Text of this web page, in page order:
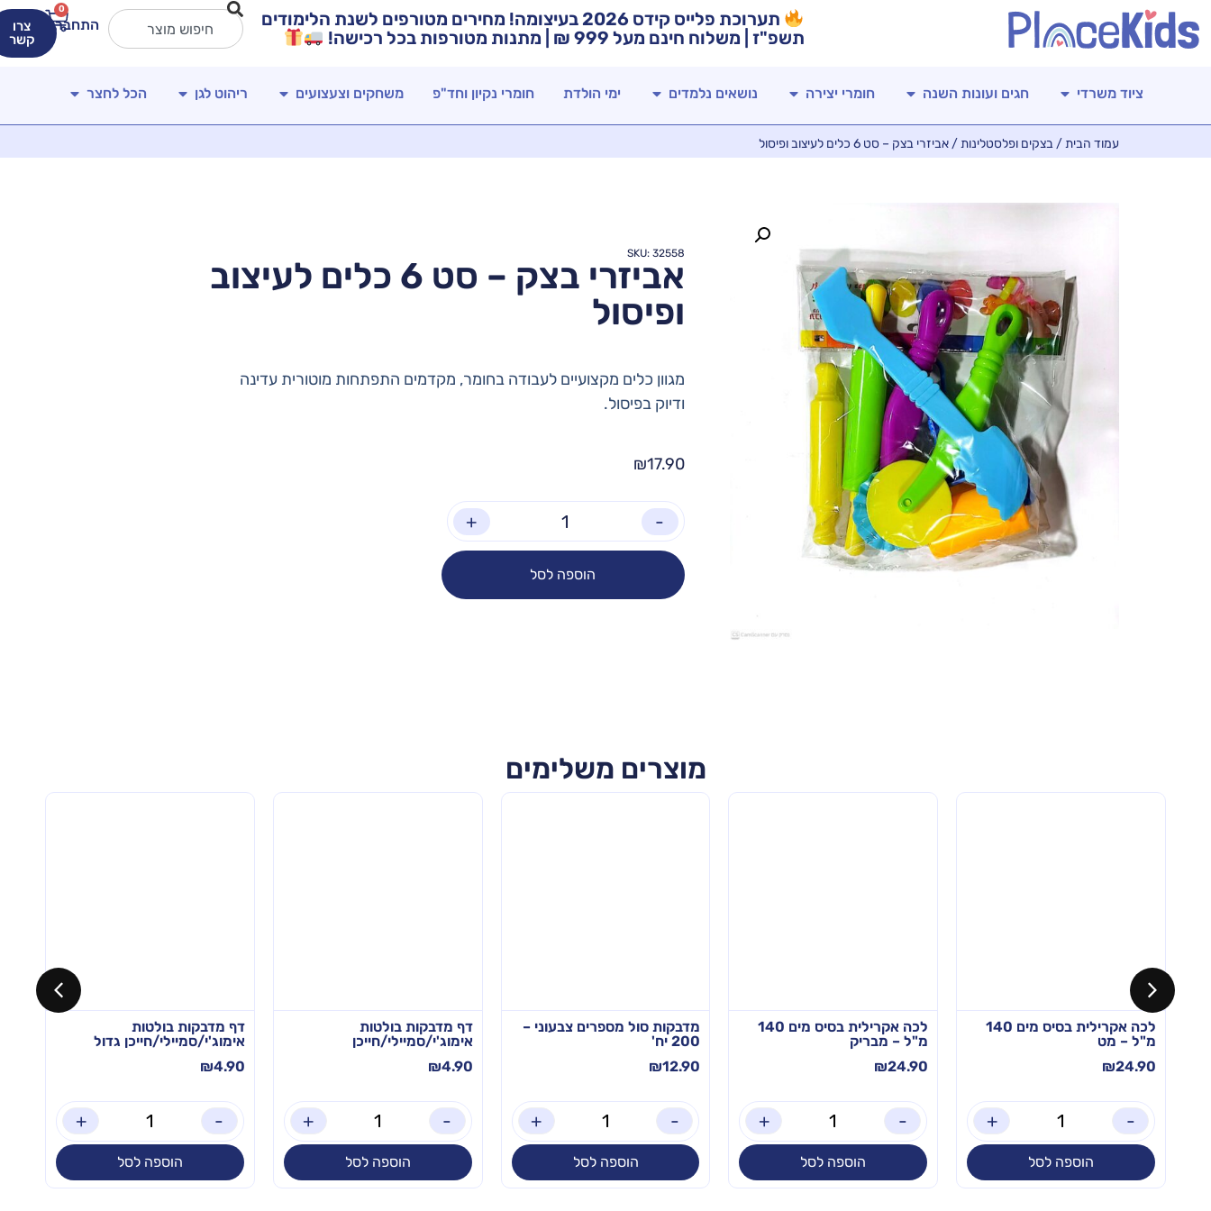
תערוכת פלייס קידס 2026 בעיצומה! מחירים מטורפים לשנת הלימודים
תשפ"ז | משלוח חינם מעל 999 ₪ | מתנות מטורפות בכל רכישה!
התחברות
0
צרו
קשר
ציוד משרדי חגים ועונות השנה חומרי יצירה נושאים נלמדים ימי הולדת חומרי נקיון וחד"פ משחקים וצעצועים ריהוט לגן הכל לחצר
עמוד הבית/ בצקים ופלסטלינות/ אביזרי בצק – סט 6 כלים לעיצוב ופיסול
SKU: 32558
אביזרי בצק – סט 6 כלים לעיצוב
ופיסול
מגוון כלים מקצועיים לעבודה בחומר, מקדמים התפתחות מוטורית עדינה
ודיוק בפיסול.
₪17.90
-
+
הוספה לסל
מוצרים משלימים
לכה אקרילית בסיס מים 140
מ"ל – מט
₪24.90
-
+
הוספה לסל
לכה אקרילית בסיס מים 140
מ"ל – מבריק
₪24.90
-
+
הוספה לסל
מדבקות סול מספרים צבעוני –
200 יח'
₪12.90
-
+
הוספה לסל
דף מדבקות בולטות
אימוג'י/סמיילי/חייכן
₪4.90
-
+
הוספה לסל
דף מדבקות בולטות
אימוג'י/סמיילי/חייכן גדול
₪4.90
-
+
הוספה לסל